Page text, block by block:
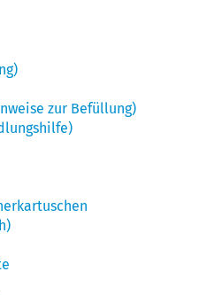
zur Befüllung)